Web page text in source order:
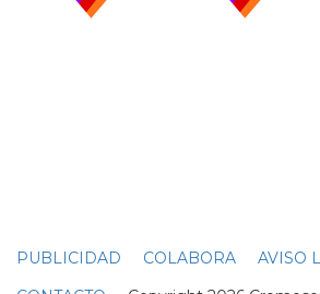
PUBLICIDAD COLABORA
AVISO